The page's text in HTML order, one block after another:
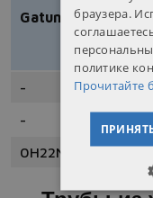
Gatunek PN
-
-
0H22N24M4TCu
браузера.
политике
Прочитайте